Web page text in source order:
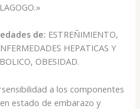
de: ESTREÑIMIENTO,
HEPATICAS Y
OBESIDAD.
a los componentes
estado de embarazo y